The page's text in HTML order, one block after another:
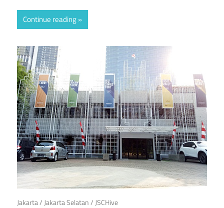
Continue reading
April 21, 2019
Jakarta/ Jakarta Selatan/ JSCHive